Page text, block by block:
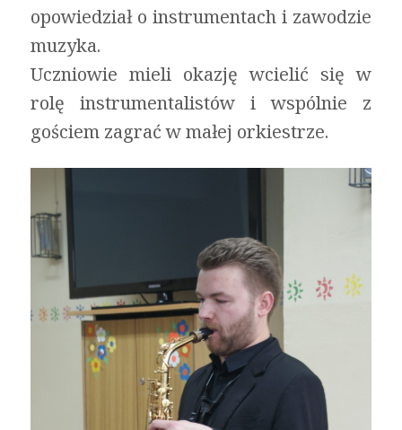
opowiedział o instrumentach i zawodzie
muzyka.
Uczniowie mieli okazję wcielić się w
rolę instrumentalistów i wspólnie z
gościem zagrać w małej orkiestrze.